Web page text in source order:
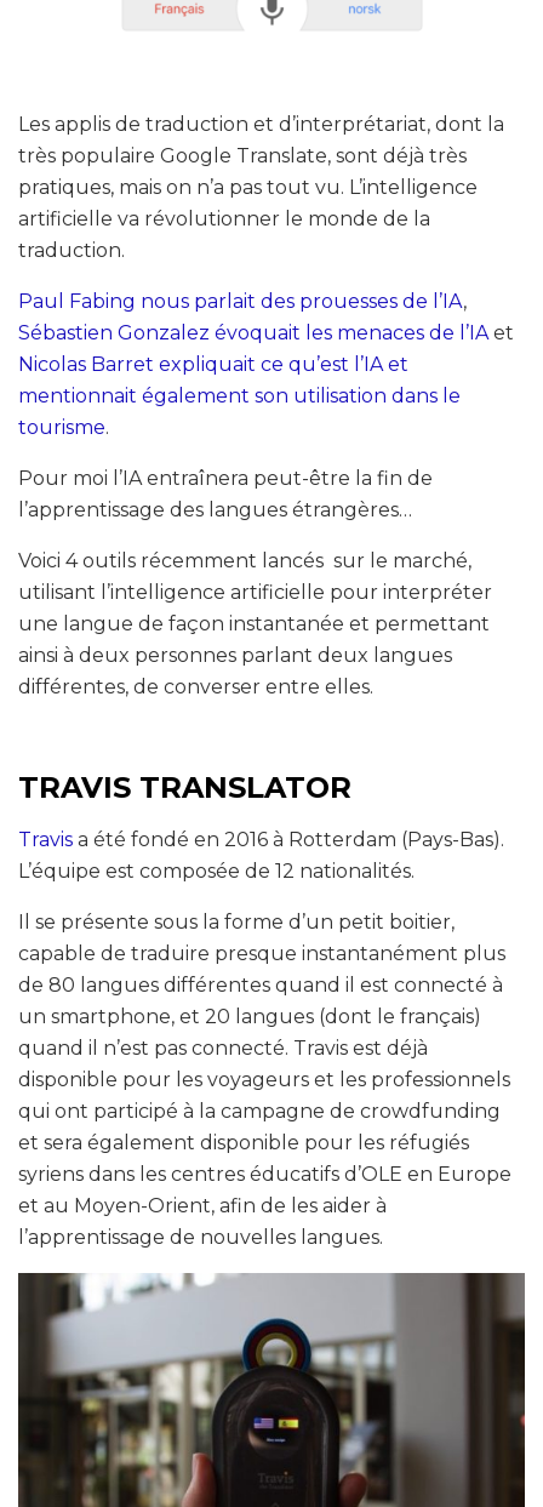
Les applis de traduction et d’interprétariat, dont la
très populaire Google Translate, sont déjà très
pratiques, mais on n’a pas tout vu. L’intelligence
artificielle va révolutionner le monde de la
traduction.
Paul Fabing nous parlait des prouesses de l’IA,
Sébastien Gonzalez évoquait les menaces de l’IAet
Nicolas Barret expliquait ce qu’est l’IA et
mentionnait également son utilisation dans le
tourisme.
Pour moi l’IA entraînera peut-être la fin de
l’apprentissage des langues étrangères…
Voici 4 outils récemment lancés sur le marché,
utilisant l’intelligence artificielle pour interpréter
une langue de façon instantanée et permettant
ainsi à deux personnes parlant deux langues
différentes, de converser entre elles.
TRAVIS TRANSLATOR
Travis a été fondé en 2016 à Rotterdam (Pays-Bas).
L’équipe est composée de 12 nationalités.
Il se présente sous la forme d’un petit boitier,
capable de traduire presque instantanément plus
de 80 langues différentes quand il est connecté à
un smartphone, et 20 langues (dont le français)
quand il n’est pas connecté. Travis est déjà
disponible pour les voyageurs et les professionnels
qui ont participé à la campagne de crowdfunding
et sera également disponible pour les réfugiés
syriens dans les centres éducatifs d’OLE en Europe
et au Moyen-Orient, afin de les aider à
l’apprentissage de nouvelles langues.